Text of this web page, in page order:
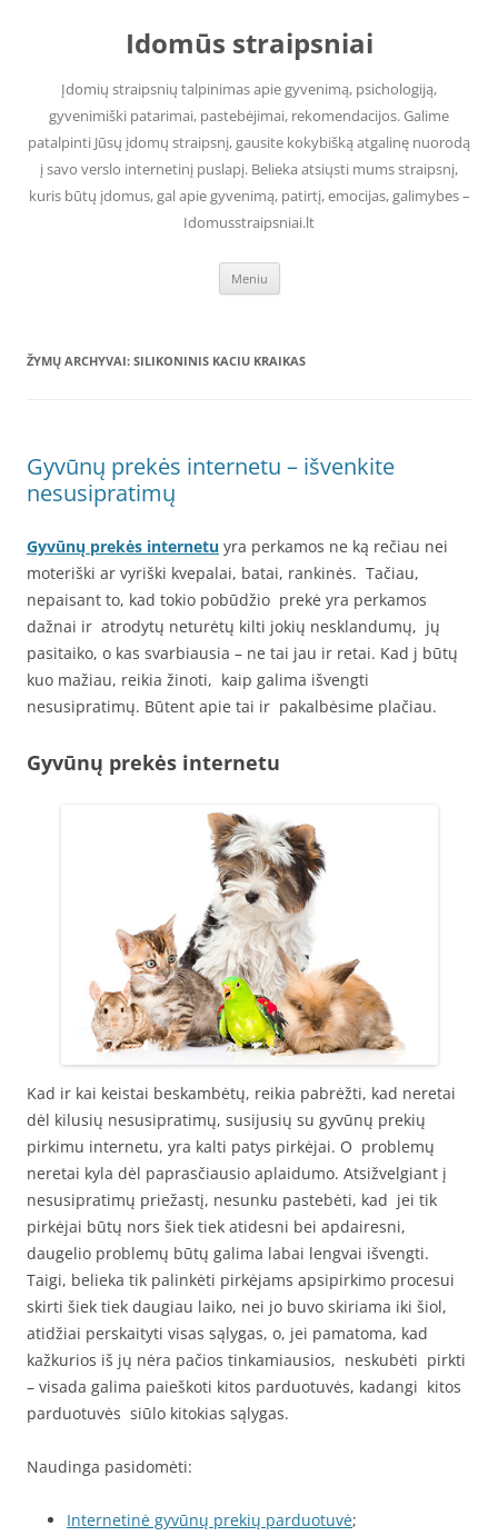
Idomūs straipsniai
Įdomių straipsnių talpinimas apie gyvenimą, psichologiją,
gyvenimiški patarimai, pastebėjimai, rekomendacijos. Galime
patalpinti Jūsų įdomų straipsnį, gausite kokybišką atgalinę nuorodą
į savo verslo internetinį puslapį. Belieka atsiųsti mums straipsnį,
kuris būtų įdomus, gal apie gyvenimą, patirtį, emocijas, galimybes –
Idomusstraipsniai.lt
Meniu
ŽYMŲ ARCHYVAI: SILIKONINIS KACIU KRAIKAS
Gyvūnų prekės internetu – išvenkite
nesusipratimų
Gyvūnų prekės internetu yra perkamos ne ką rečiau nei
moteriški ar vyriški kvepalai, batai, rankinės. Tačiau,
nepaisant to, kad tokio pobūdžio prekė yra perkamos
dažnai ir atrodytų neturėtų kilti jokių nesklandumų, jų
pasitaiko, o kas svarbiausia – ne tai jau ir retai. Kad j būtų
kuo mažiau, reikia žinoti, kaip galima išvengti
nesusipratimų. Būtent apie tai ir pakalbėsime plačiau.
Gyvūnų prekės internetu
Kad ir kai keistai beskambėtų, reikia pabrėžti, kad neretai
dėl kilusių nesusipratimų, susijusių su gyvūnų prekių
pirkimu internetu, yra kalti patys pirkėjai. O problemų
neretai kyla dėl paprasčiausio aplaidumo. Atsižvelgiant į
nesusipratimų priežastį, nesunku pastebėti, kad jei tik
pirkėjai būtų nors šiek tiek atidesni bei apdairesni,
daugelio problemų būtų galima labai lengvai išvengti.
Taigi, belieka tik palinkėti pirkėjams apsipirkimo procesui
skirti šiek tiek daugiau laiko, nei jo buvo skiriama iki šiol,
atidžiai perskaityti visas sąlygas, o, jei pamatoma, kad
kažkurios iš jų nėra pačios tinkamiausios, neskubėti pirkti
– visada galima paieškoti kitos parduotuvės, kadangi kitos
parduotuvės siūlo kitokias sąlygas.
Naudinga pasidomėti:
Internetinė gyvūnų prekių parduotuvė;